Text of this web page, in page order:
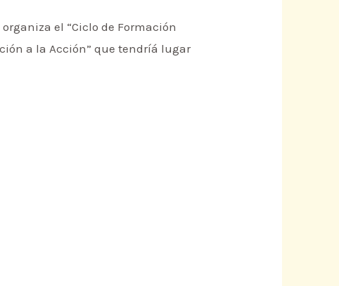
el “Ciclo de Formación
a la Acción” que tendríá lugar